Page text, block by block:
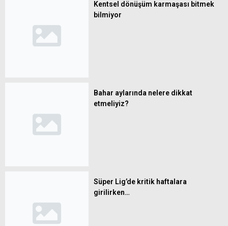
Kentsel dönüşüm karmaşası bitmek
bilmiyor
Bahar aylarında nelere dikkat
etmeliyiz?
Süper Lig’de kritik haftalara
girilirken…